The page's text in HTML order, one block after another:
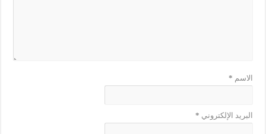
الاسم *
البريد الإلكتروني *